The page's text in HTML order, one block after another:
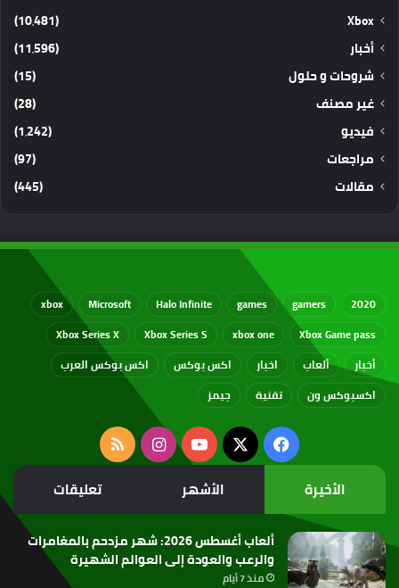
Xbox
(10٬481)
أخبار
(11٬596)
شروحات و حلول
(15)
غير مصنف
(28)
فيديو
(1٬242)
مراجعات
(97)
مقالات
(445)
2020
gamers
games
Halo Infinite
Microsoft
xbox
Xbox Game pass
xbox one
Xbox Series S
Xbox Series X
أخبار
ألعاب اخبار اكس بوكس
اكس بوكس العرب
اكسبوكس ون
تقنية جيمز
فيسبوك
‫X
‫YouTubeانستقرامملخص
الموقع
RSS
الأخيرة الأشهر تعليقات
ألعاب أغسطس 2026: شهر مزدحم بالمغامرات
والرعب والعودة إلى العوالم الشهيرة
منذ 7 أيام